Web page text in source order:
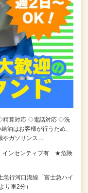
精算対応 ◇電話対応 ◇洗
はお客様が行うため、
やガソリンス…
インセンティブ有 ★危険
急行河口湖線「富士急ハイ
り車2分）